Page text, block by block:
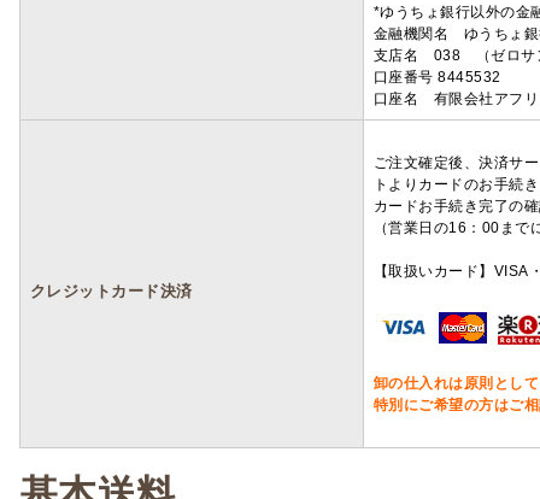
*ゆうちょ銀行以外の金
金融機関名 ゆうちょ
支店名 038 （ゼロサ
口座番号 8445532
口座名 有限会社アフ
クレジットカード決済
ご注文確定後、決済サ
トよりカードのお手続
カードお手続き完了の
（営業日の16：00ま
【取扱いカード】
卸の仕入れは原則とし
特別にご希望の方はご